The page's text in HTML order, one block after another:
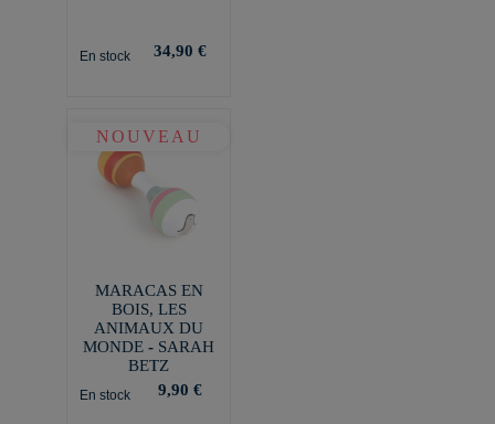
En stock 34,90 €
NOUVEAU
MARACAS EN
BOIS, LES
ANIMAUX DU
MONDE - SARAH
BETZ
En stock 9,90 €